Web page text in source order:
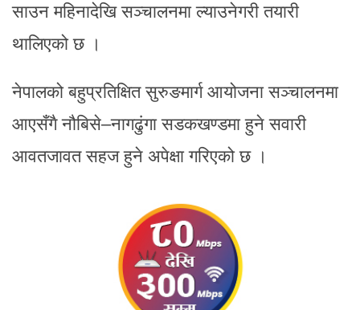
साउन महिनादेखि सञ्चालनमा ल्याउनेगरी तयारी
थालिएको छ ।
नेपालको बहुप्रतिक्षित सुरुङमार्ग आयोजना सञ्चालनमा
आएसँगै नौबिसे–नागढुंगा सडकखण्डमा हुने सवारी
आवतजावत सहज हुने अपेक्षा गरिएको छ ।